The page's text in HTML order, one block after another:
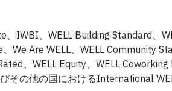
IWBI、WELL Building Standard、
We Are WELL、WELL Community
、WELL Equity、WELL
その他の国におけるInternational